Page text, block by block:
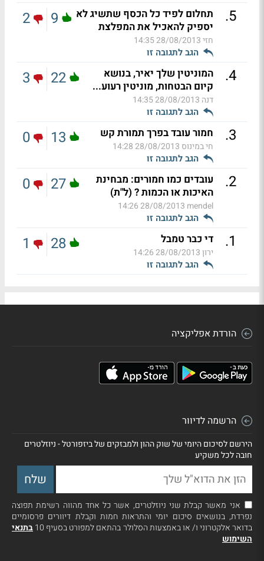
5
.
תחלום לפיד כל הכסף שתשיג לא
יספיק להאכיל את המפלצת
חזי28/08/2013 14:35
הגב לתגובה זו
9
2
4
.
המוניטין שלך יאיר, בנושא
קיום הבטחות, מוניטין רעוע...
דנה 28/08/2013 14:35
הגב לתגובה זו
22
3
3
. חמור עובד בפרך תמורת קש
חי במינוס 28/08/2013 14:28
הגב לתגובה זו
13
0
2
.
עובדים כמו חמורים: מבחינת
האיכות או הכמות ? (ל"ת)
mendel
28/08/2013 14:26
הגב לתגובה זו
27
0
1
. די כבר טמבל
ירון28/08/2013 14:26
הגב לתגובה זו
28
1
הורדת אפליקציה
הרשמה לדיוור
הירשם לסיכום היומי של שוק ההון ולמבזקים של ביזפורטל - ניוזלטרים
חובה לכל משקיע
אני מאשר קבלת שני ניוזלטרים, אשר כל אחד מהווה רשימת תפוצה
נפרדת, בנושאים סיכום יומי והתראות חמות וקבלת דיוורים פרסומיים
בדואר אלקטרוני ו/ או באמצעות הסלולר בהתאם למפורט בסעיף 10
בתנאי
השימוש